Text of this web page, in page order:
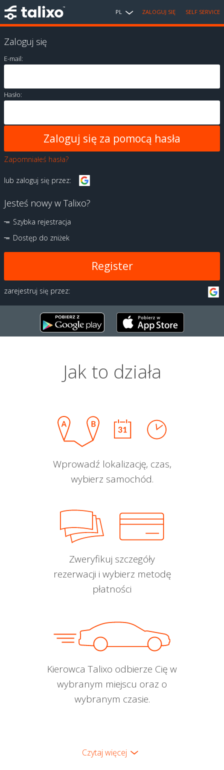
PL ZALOGUJ SIĘ SELF SERVICE
Zaloguj się
E-mail:
Hasło:
Zapomniałeś hasła?
lub zaloguj się przez:
Jesteś nowy w Talixo?
Szybka rejestracja
Dostęp do zniżek
Register
zarejestruj się przez:
Jak to działa
Wprowadź lokalizację, czas,
wybierz samochód.
Zweryfikuj szczegóły
rezerwacji i wybierz metodę
płatności
Kierowca Talixo odbierze Cię w
wybranym miejscu oraz o
wybranym czasie.
Czytaj więcej